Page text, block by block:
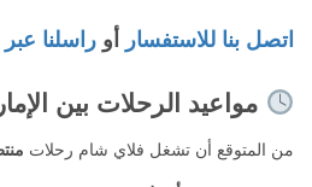
اتصل بنا للاستفسار أو راسلنا
مواعيد الرحلات بين
من المتوقع أن تشغل فلاي شام رحلات